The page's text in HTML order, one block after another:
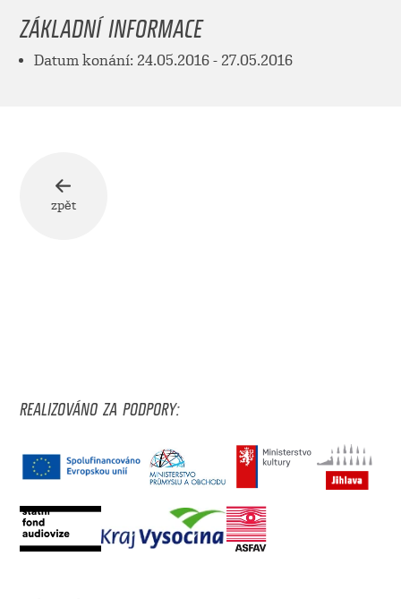
ZÁKLADNÍ INFORMACE
Datum konání: 24.05.2016 - 27.05.2016
zpět
REALIZOVÁNO ZA PODPORY: